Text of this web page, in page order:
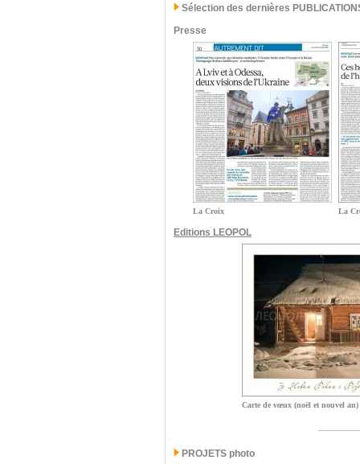
Sélection des dernières
Presse
La Croix La
Editions LEOPOL
Carte de vœux (noël et nouvel an)
PROJETS photo